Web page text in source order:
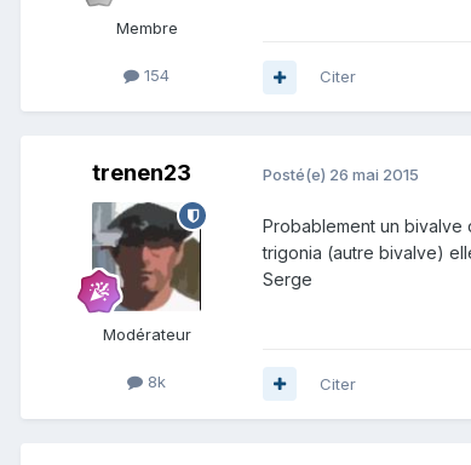
Membre
154 Citer
trenen23
Modérateur
8k
Posté(e) 26 mai 2015
Probablement un
trigonia (autre bivalve)
Serge
Citer